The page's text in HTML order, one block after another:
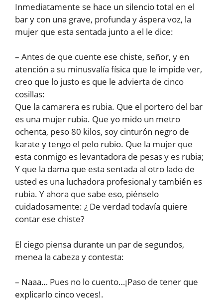
Inmediatamente se hace un silencio total en el
bar y con una grave, profunda y áspera voz, la
mujer que esta sentada junto a el le dice:
– Antes de que cuente ese chiste, señor, y en
atención a su minusvalía física que le impide ver,
creo que lo justo es que le advierta de cinco
cosillas:
Que la camarera es rubia. Que el portero del bar
es una mujer rubia. Que yo mido un metro
ochenta, peso 80 kilos, soy cinturón negro de
karate y tengo el pelo rubio. Que la mujer que
esta conmigo es levantadora de pesas y es rubia;
Y que la dama que esta sentada al otro lado de
usted es una luchadora profesional y también es
rubia. Y ahora que sabe eso, piénselo
cuidadosamente: ¿ De verdad todavía quiere
contar ese chiste?
El ciego piensa durante un par de segundos,
menea la cabeza y contesta:
– Naaa… Pues no lo cuento…¡Paso de tener que
explicarlo cinco veces!.